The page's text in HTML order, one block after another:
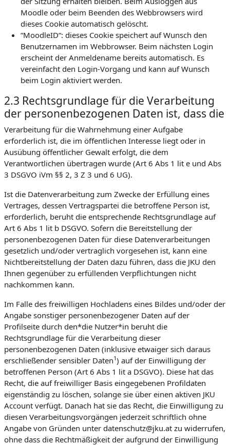
Moodle oder beim Beenden des Webbrowsers wird
dieses Cookie automatisch gelöscht.
“MoodleID“: dieses Cookie speichert auf Wunsch den
Benutzernamen im Webbrowser. Beim nächsten Login
erscheint der Anmeldename bereits automatisch. Es
vereinfacht den Login-Vorgang und kann auf Wunsch
beim Login aktiviert werden.
2.3 Rechtsgrundlage für die Verarbeitung
der personenbezogenen Daten ist, dass die
Verarbeitung für die Wahrnehmung einer Aufgabe
erforderlich ist, die im öffentlichen Interesse liegt oder in
Ausübung öffentlicher Gewalt erfolgt, die dem
Verantwortlichen übertragen wurde (Art 6 Abs 1 lit e und Abs
3 DSGVO iVm §§ 2, 3 Z 3 und 6 UG).
Ist die Datenverarbeitung zum Zwecke der Erfüllung eines
Vertrages, dessen Vertragspartei die betroffene Person ist,
erforderlich, beruht die entsprechende Rechtsgrundlage auf
Art 6 Abs 1 lit b DSGVO. Sofern die Bereitstellung der
personenbezogenen Daten für diese Datenverarbeitungen
gesetzlich und/oder vertraglich vorgesehen ist, kann eine
Nichtbereitstellung der Daten dazu führen, dass die JKU den
Ihnen gegenüber zu erfüllenden Verpflichtungen nicht
nachkommen kann.
Im Falle des freiwilligen Hochladens eines Bildes und/oder der
Angabe sonstiger personenbezogener Daten auf der
Profilseite durch den*die Nutzer*in beruht die
Rechtsgrundlage für die Verarbeitung dieser
personenbezogenen Daten (inklusive etwaiger sich daraus
erschließender sensibler Daten1) auf der Einwilligung der
betroffenen Person (Art 6 Abs 1 lit a DSGVO). Diese hat das
Recht, die auf freiwilliger Basis eingegebenen Profildaten
eigenständig zu löschen, solange sie über einen aktiven JKU
Account verfügt. Danach hat sie das Recht, die Einwilligung zu
diesen Verarbeitungsvorgängen jederzeit schriftlich ohne
Angabe von Gründen unter datenschutz@jku.at zu widerrufen,
ohne dass die Rechtmäßigkeit der aufgrund der Einwilligung